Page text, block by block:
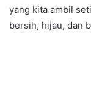
yang kita ambil
bersih, hijau, dan